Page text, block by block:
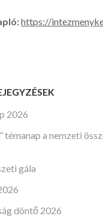
https://
2026
témanap a nemzeti
gála
döntő 2026